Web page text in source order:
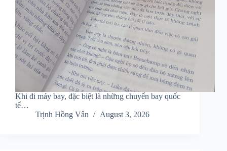
Khi đi máy bay, đặc biệt là những chuyến bay quốc
tế…
Trịnh Hồng Vân
August 3, 2026